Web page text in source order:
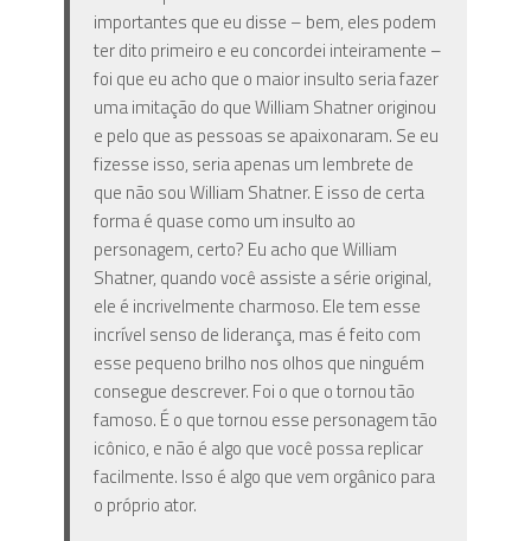
importantes que eu disse – bem, eles podem
ter dito primeiro e eu concordei inteiramente –
foi que eu acho que o maior insulto seria fazer
uma imitação do que William Shatner originou
e pelo que as pessoas se apaixonaram. Se eu
fizesse isso, seria apenas um lembrete de
que não sou William Shatner. E isso de certa
forma é quase como um insulto ao
personagem, certo? Eu acho que William
Shatner, quando você assiste a série original,
ele é incrivelmente charmoso. Ele tem esse
incrível senso de liderança, mas é feito com
esse pequeno brilho nos olhos que ninguém
consegue descrever. Foi o que o tornou tão
famoso. É o que tornou esse personagem tão
icônico, e não é algo que você possa replicar
facilmente. Isso é algo que vem orgânico para
o próprio ator.